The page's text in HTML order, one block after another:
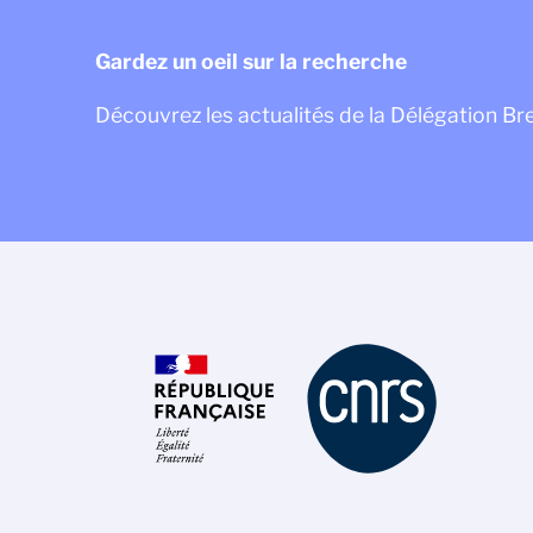
Gardez un oeil sur la recherche
Découvrez les actualités de la Délégation